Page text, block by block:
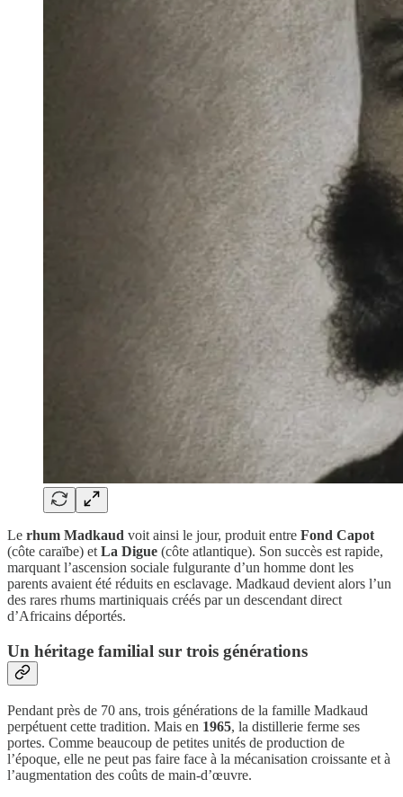
Le rhum Madkaud voit ainsi le jour, produit entre Fond Capot
(côte caraïbe) et La Digue (côte atlantique). Son succès est rapide,
marquant l’ascension sociale fulgurante d’un homme dont les
parents avaient été réduits en esclavage. Madkaud devient alors l’un
des rares rhums martiniquais créés par un descendant direct
d’Africains déportés.
Un héritage familial sur trois générations
Pendant près de 70 ans, trois générations de la famille Madkaud
perpétuent cette tradition. Mais en 1965, la distillerie ferme ses
portes. Comme beaucoup de petites unités de production de
l’époque, elle ne peut pas faire face à la mécanisation croissante et à
l’augmentation des coûts de main-d’œuvre.